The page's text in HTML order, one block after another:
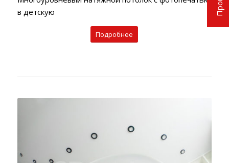
в детскую
Подробнее